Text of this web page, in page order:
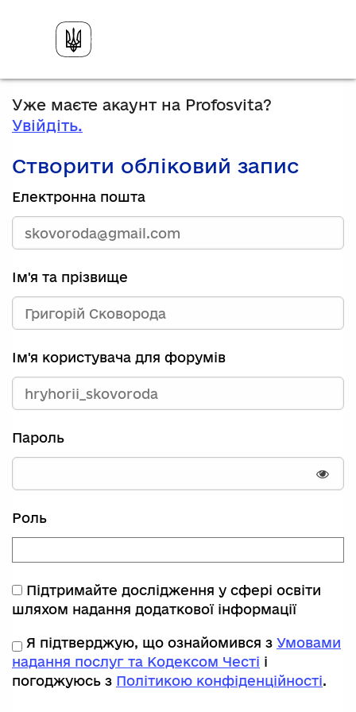
Уже маєте акаунт на Profosvita?
Увійдіть.
Створити обліковий запис
Електронна пошта
Ім'я та прізвище
Ім'я користувача для форумів
Пароль
Роль
Підтримайте дослідження у сфері освіти
шляхом надання додаткової інформації
Я підтверджую, що ознайомився з Умовами
надання послуг та Кодексом Честі і
погоджуюсь з Політикою конфіденційності.